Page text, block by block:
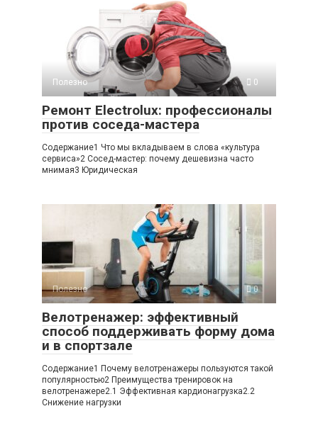
Полезно 0
Ремонт Electrolux: профессионалы
против соседа-мастера
Содержание1 Что мы вкладываем в слова «культура
сервиса»2 Сосед-мастер: почему дешевизна часто
мнимая3 Юридическая
Полезно 0
Велотренажер: эффективный
способ поддерживать форму дома
и в спортзале
Содержание1 Почему велотренажеры пользуются такой
популярностью2 Преимущества тренировок на
велотренажере2.1 Эффективная кардионагрузка2.2
Снижение нагрузки